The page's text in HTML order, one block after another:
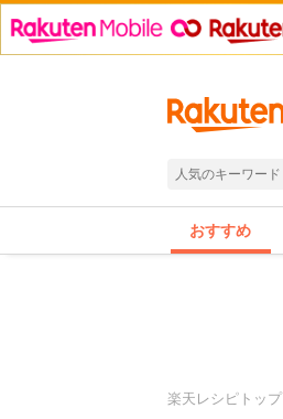
人気のキーワード
おすすめ
楽天レシピトップ